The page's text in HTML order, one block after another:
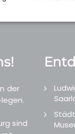
der
sind